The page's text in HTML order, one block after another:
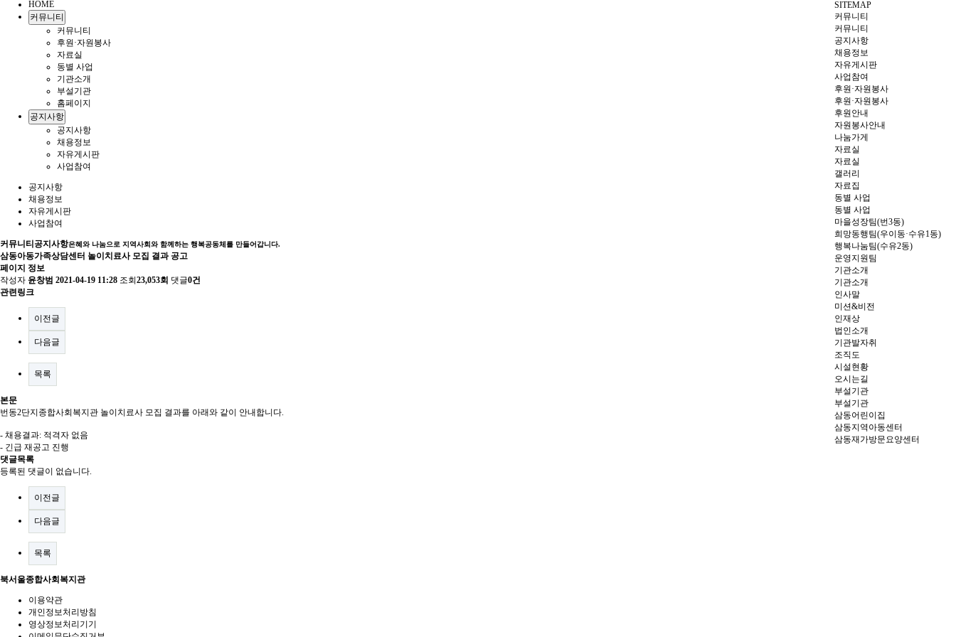
SITEMAP
커뮤니티
커뮤니티
공지사항
채용정보
자유게시판
사업참여
후원·자원봉사
후원·자원봉사
후원안내
자원봉사안내
나눔가게
자료실
자료실
갤러리
자료집
동별 사업
동별 사업
마을성장팀(번3동)
희망동행팀(우이동·수유1동)
행복나눔팀(수유2동)
운영지원팀
기관소개
기관소개
인사말
미션&비전
인재상
법인소개
기관발자취
조직도
시설현황
오시는길
부설기관
부설기관
삼동어린이집
삼동지역아동센터
삼동재가방문요양센터
HOME
커뮤니티
커뮤니티
후원·자원봉사
자료실
동별 사업
기관소개
부설기관
홈페이지
공지사항
공지사항
채용정보
자유게시판
사업참여
공지사항
채용정보
자유게시판
사업참여
커뮤니티 공지사항은혜와 나눔으로 지역사회와 함께하는 행복공동체를 만들어갑니다.
삼동아동가족상담센터 놀이치료사 모집 결과 공고
페이지 정보
작성자 윤창범 2021-04-19 11:28 조회 23,053회 댓글0건
관련링크
이전글
다음글
목록
본문
번동2단지종합사회복지관 놀이치료사 모집 결과를 아래와 같이 안내합니다.
- 채용결과: 적격자 없음
- 긴급 재공고 진행
댓글목록
등록된 댓글이 없습니다.
이전글
다음글
목록
북서울종합사회복지관
이용약관
개인정보처리방침
영상정보처리기기